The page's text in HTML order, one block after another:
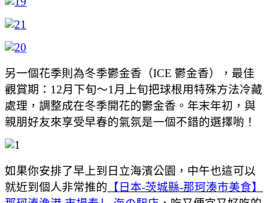
另一個花季則為冬季鬱金香（ICE 鬱金香），最佳
觀賞期：12月下旬～1月上旬把球根用特殊方法冷藏
處理，調整成在冬季開花的鬱金香。年末年初，與
親朋好友來享受早春的氣氛是一個不錯的選擇喲！
如果你安排了早上到日立海濱公園，中午也這可以
就近到個人非常推的 【日本-茨城縣-那珂湊市美食】